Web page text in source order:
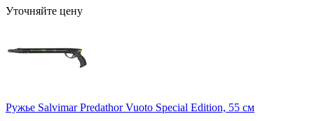
Уточняйте цену
Ружье Salvimar Predathor Vuoto Special Edition, 55 см